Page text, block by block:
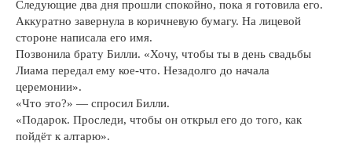
Следующие два дня прошли спокойно, пока я готовила его.
Аккуратно завернула в коричневую бумагу. На лицевой
стороне написала его имя.
Позвонила брату Билли. «Хочу, чтобы ты в день свадьбы
Лиама передал ему кое-что. Незадолго до начала
церемонии».
«Что это?» — спросил Билли.
«Подарок. Проследи, чтобы он открыл его до того, как
пойдёт к алтарю».